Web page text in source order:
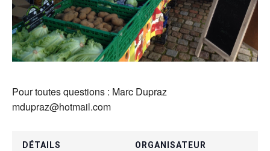
Pour toutes questions : Marc Dupraz
mdupraz@hotmail.com
DÉTAILS ORGANISATEUR